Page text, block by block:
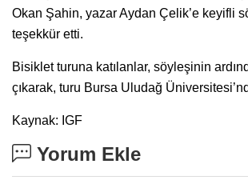
Okan Şahin, yazar Aydan Çelik’e keyifli
teşekkür etti.
Bisiklet turuna katılanlar, söyleşinin
çıkarak, turu Bursa Uludağ
Kaynak: IGF
Yorum Ekle